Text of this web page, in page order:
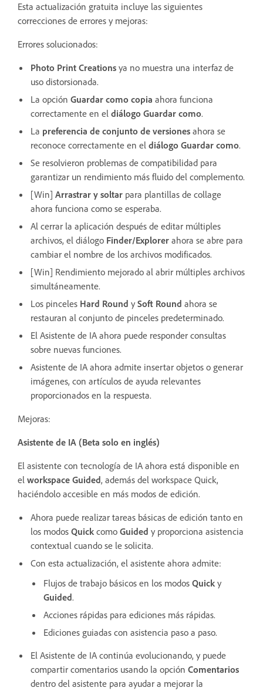
Esta actualización gratuita incluye las siguientes
correcciones de errores y mejoras:
Errores solucionados:
Photo Print Creations ya no muestra una interfaz de
uso distorsionada.
La opción Guardar como copia ahora funciona
correctamente en el diálogo Guardar como.
La preferencia de conjunto de versiones ahora se
reconoce correctamente en el diálogo Guardar como.
Se resolvieron problemas de compatibilidad para
garantizar un rendimiento más fluido del complemento.
[Win] Arrastrar y soltar para plantillas de collage
ahora funciona como se esperaba.
Al cerrar la aplicación después de editar múltiples
archivos, el diálogo Finder/Explorer ahora se abre para
cambiar el nombre de los archivos modificados.
[Win] Rendimiento mejorado al abrir múltiples archivos
simultáneamente.
Los pinceles Hard Round y Soft Round ahora se
restauran al conjunto de pinceles predeterminado.
El Asistente de IA ahora puede responder consultas
sobre nuevas funciones.
Asistente de IA ahora admite insertar objetos o generar
imágenes, con artículos de ayuda relevantes
proporcionados en la respuesta.
Mejoras:
Asistente de IA (Beta solo en inglés)
El asistente con tecnología de IA ahora está disponible en
el workspace Guided, además del workspace Quick,
haciéndolo accesible en más modos de edición.
Ahora puede realizar tareas básicas de edición tanto en
los modos Quick como Guided y proporciona asistencia
contextual cuando se le solicita.
Con esta actualización, el asistente ahora admite:
Flujos de trabajo básicos en los modos Quick y
Guided.
Acciones rápidas para ediciones más rápidas.
Ediciones guiadas con asistencia paso a paso.
El Asistente de IA continúa evolucionando, y puede
compartir comentarios usando la opción Comentarios
dentro del asistente para ayudar a mejorar la